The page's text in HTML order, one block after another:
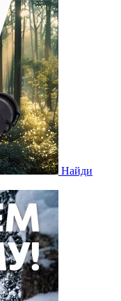
Найди